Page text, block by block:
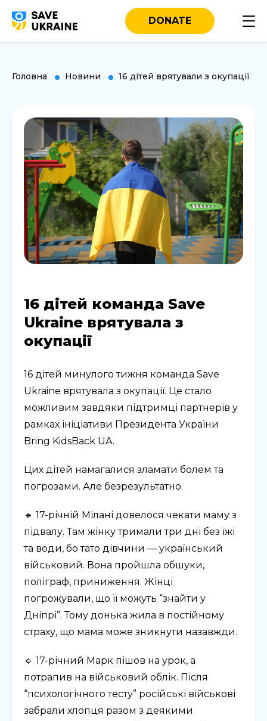
DONATE
Головна Новини 16 дітей врятували з окупації
16 дітей команда Save
Ukraine врятувала з
окупації
16 дітей минулого тижня команда Save
Ukraine врятувала з окупації. Це стало
можливим завдяки підтримці партнерів у
рамках ініціативи Президента України
Bring KidsBack UA.
Цих дітей намагалися зламати болем та
погрозами. Але безрезультатно.
🔹 17-річній Мілані довелося чекати маму з
підвалу. Там жінку тримали три дні без їжі
та води, бо тато дівчини — український
військовий. Вона пройшла обшуки,
поліграф, приниження. Жінці
погрожували, що її можуть “знайти у
Дніпрі”. Тому донька жила в постійному
страху, що мама може зникнути назавжди.
🔹 17-річний Марк пішов на урок, а
потрапив на військовий облік. Після
“психологічного тесту” російські військові
забрали хлопця разом з деякими